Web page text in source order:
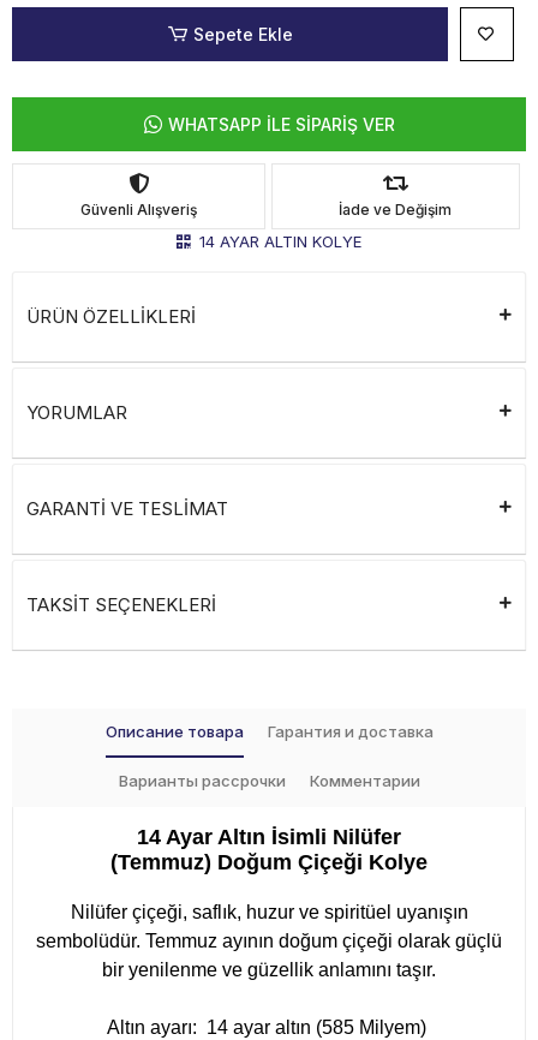
Sepete Ekle
WHATSAPP İLE SİPARİŞ VER
Güvenli Alışveriş İade ve Değişim
14 AYAR ALTIN KOLYE
ÜRÜN ÖZELLİKLERİ
YORUMLAR
GARANTİ VE TESLİMAT
TAKSİT SEÇENEKLERİ
Описание товара Гарантия и доставка
Варианты рассрочки Комментарии
14 Ayar Altın İsimli Nilüfer
(Temmuz) Doğum Çiçeği Kolye
Nilüfer çiçeği, saflık, huzur ve spiritüel uyanışın
sembolüdür. Temmuz ayının doğum çiçeği olarak güçlü
bir yenilenme ve güzellik anlamını taşır.
Altın ayarı: 14 ayar altın (585 Milyem)